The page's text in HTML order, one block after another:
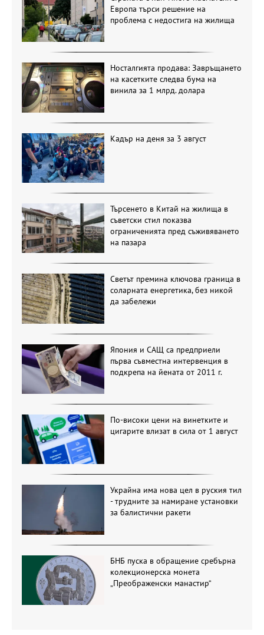
Европа търси решение на
проблема с недостига на жилища
Носталгията продава: Завръщането
на касетките следва бума на
винила за 1 млрд. долара
Кадър на деня за 3 август
Търсенето в Китай на жилища в
съветски стил показва
ограниченията пред съживяването
на пазара
Светът премина ключова граница в
соларната енергетика, без никой
да забележи
Япония и САЩ са предприели
първа съвместна интервенция в
подкрепа на йената от 2011 г.
По-високи цени на винетките и
цигарите влизат в сила от 1 август
Украйна има нова цел в руския тил
- трудните за намиране установки
за балистични ракети
БНБ пуска в обращение сребърна
колекционерска монета
„Преображенски манастир“